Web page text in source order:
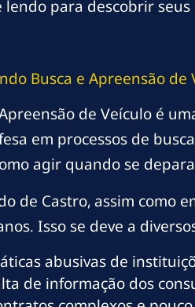
lendo para descobrir
Busca e Apreensão de
de Veículo é
em processos de
agir quando se
de Castro, assim como
Isso se deve a
abusivas de
de informação dos